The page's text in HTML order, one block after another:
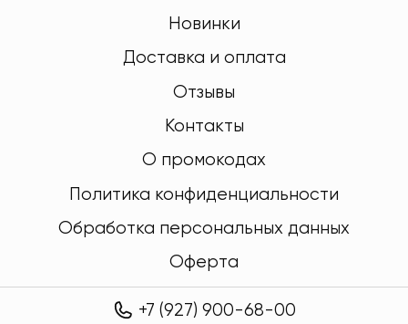
Новинки
Доставка и оплата
Отзывы
Контакты
О промокодах
Политика конфиденциальности
Обработка персональных данных
Оферта
+7 (927) 900-68-00